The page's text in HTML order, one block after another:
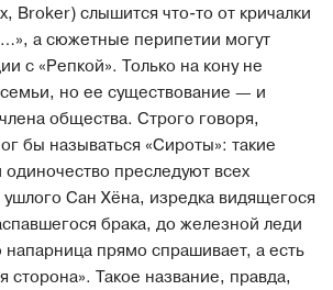
Broker) слышится что-то от кричалки
а сюжетные перипетии могут
с «Репкой». Только на кону не
семьи, но ее существование — и
общества. Строго говоря,
бы называться «Сироты»: такие
одиночество преследуют всех
Сан Хёна, изредка видящегося
брака, до железной леди
прямо спрашивает, а есть
сторона». Такое название, правда,